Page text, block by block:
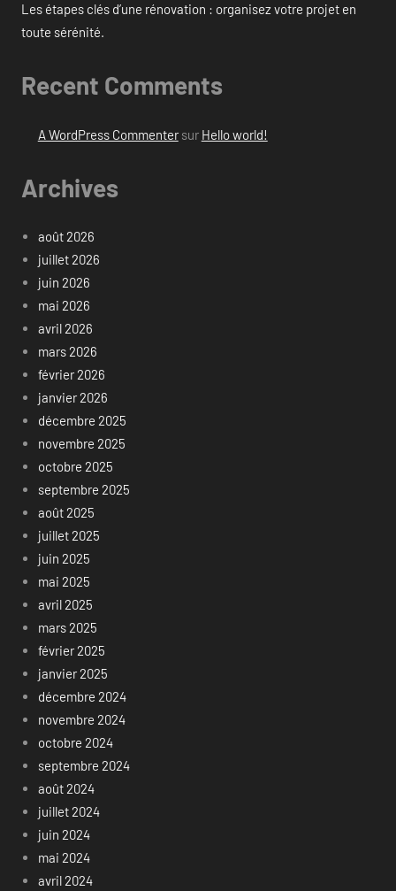
Les étapes clés d’une rénovation : organisez votre projet en
toute sérénité.
Recent Comments
A WordPress Commentersur Hello world!
Archives
août 2026
juillet 2026
juin 2026
mai 2026
avril 2026
mars 2026
février 2026
janvier 2026
décembre 2025
novembre 2025
octobre 2025
septembre 2025
août 2025
juillet 2025
juin 2025
mai 2025
avril 2025
mars 2025
février 2025
janvier 2025
décembre 2024
novembre 2024
octobre 2024
septembre 2024
août 2024
juillet 2024
juin 2024
mai 2024
avril 2024